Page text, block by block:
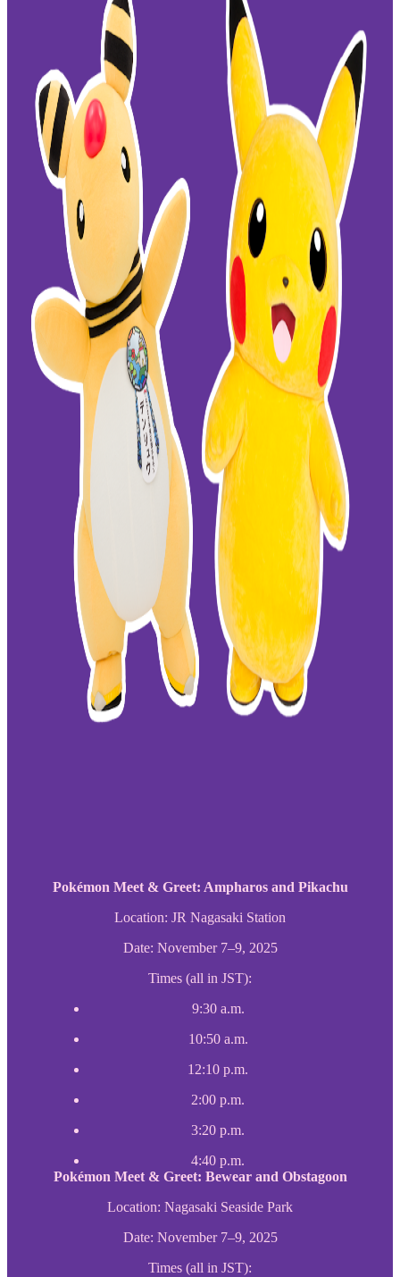
Pokémon Meet & Greet: Ampharos and Pikachu
Location: JR Nagasaki Station
Date: November 7–9, 2025
Times (all in JST):
9:30 a.m.
10:50 a.m.
12:10 p.m.
2:00 p.m.
3:20 p.m.
4:40 p.m.
Pokémon Meet & Greet: Bewear and Obstagoon
Location: Nagasaki Seaside Park
Date: November 7–9, 2025
Times (all in JST):